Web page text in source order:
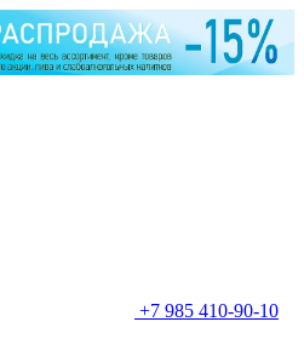
+7 985 410-90-10